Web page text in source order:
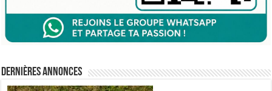
Dernières annonces